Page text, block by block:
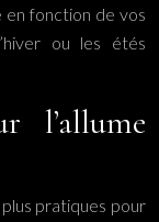
fonction de vos
ou les étés
l’allume
plus pratiques pour